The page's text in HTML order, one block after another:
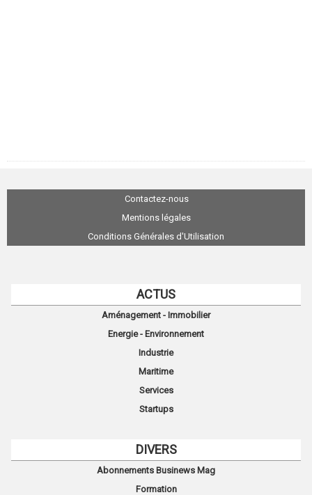
Contactez-nous
Mentions légales
Conditions Générales d'Utilisation
ACTUS
Aménagement - Immobilier
Energie - Environnement
Industrie
Maritime
Services
Startups
DIVERS
Abonnements Businews Mag
Formation